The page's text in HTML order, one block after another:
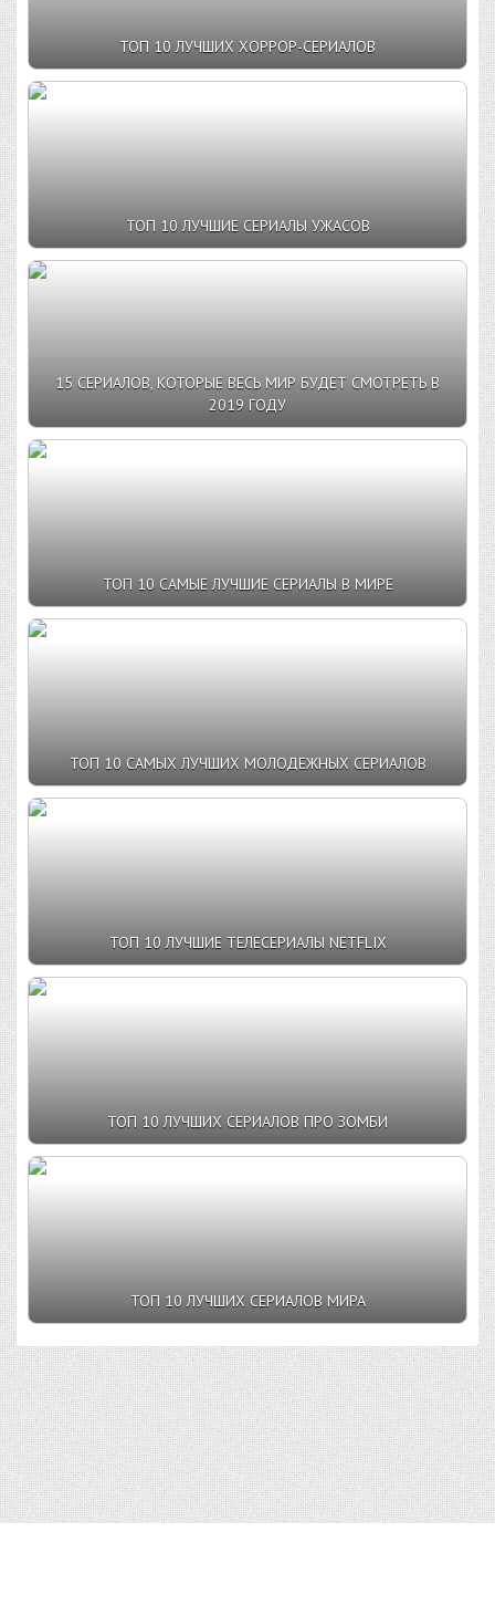
ТОП 10 ЛУЧШИХ ХОРРОР-СЕРИАЛОВ
ТОП 10 ЛУЧШИЕ СЕРИАЛЫ УЖАСОВ
15 СЕРИАЛОВ, КОТОРЫЕ ВЕСЬ МИР БУДЕТ СМОТРЕТЬ В
2019 ГОДУ
ТОП 10 САМЫЕ ЛУЧШИЕ СЕРИАЛЫ В МИРЕ
ТОП 10 САМЫХ ЛУЧШИХ МОЛОДЕЖНЫХ СЕРИАЛОВ
ТОП 10 ЛУЧШИЕ ТЕЛЕСЕРИАЛЫ NETFLIX
ТОП 10 ЛУЧШИХ СЕРИАЛОВ ПРО ЗОМБИ
ТОП 10 ЛУЧШИХ СЕРИАЛОВ МИРА